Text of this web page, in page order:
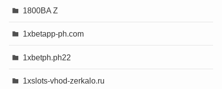
1800BA Z
1xbetapp-ph.com
1xbetph.ph22
1xslots-vhod-zerkalo.ru